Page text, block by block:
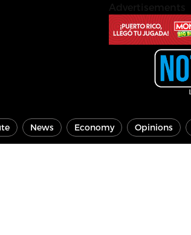
News Economy Opinions